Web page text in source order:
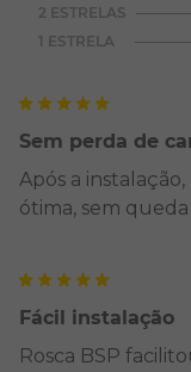
2 ESTRELAS
1 ESTRELA
Sem perda de
Após a
ótima, sem queda
Fácil instalação
Rosca BSP